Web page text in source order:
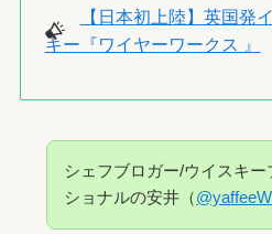
【日本初上陸】英国発
キー『ワイヤーワークス 』
シェフブロガー/ウイスキー
ショナルの安井（